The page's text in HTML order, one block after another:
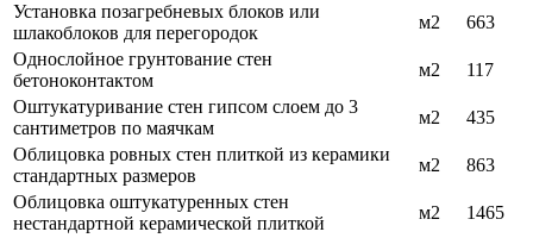
Установка позагребневых блоков или
шлакоблоков для перегородок
м2
663
Однослойное грунтование стен
бетоноконтактом
м2
117
Оштукатуривание стен гипсом слоем до 3
сантиметров по маячкам
м2
435
Облицовка ровных стен плиткой из керамики
стандартных размеров
м2
863
Облицовка оштукатуренных стен
нестандартной керамической плиткой
м2
1465